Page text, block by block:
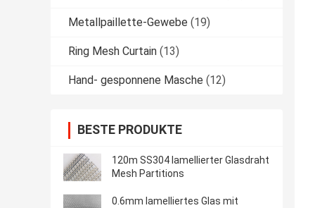
Metallpaillette-Gewebe (19)
Ring Mesh Curtain (13)
Hand- gesponnene Masche (12)
BESTE PRODUKTE
120m SS304 lamellierter Glasdraht
Mesh Partitions
0.6mm lamelliertes Glas mit